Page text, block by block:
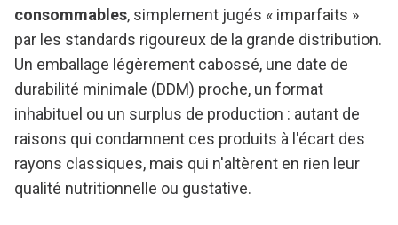
consommables, simplement jugés « imparfaits »
par les standards rigoureux de la grande distribution.
Un emballage légèrement cabossé, une date de
durabilité minimale (DDM) proche, un format
inhabituel ou un surplus de production : autant de
raisons qui condamnent ces produits à l'écart des
rayons classiques, mais qui n'altèrent en rien leur
qualité nutritionnelle ou gustative.